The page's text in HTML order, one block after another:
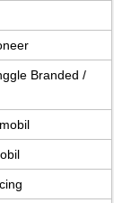
Branded /